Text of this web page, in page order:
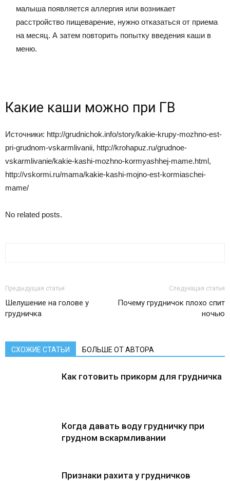
малыша появляется аллергия или возникает
расстройство пищеварение, нужно отказаться от приема
на месяц. А затем повторить попытку введения каши в
меню.
Какие каши можно при ГВ
Источники: http://grudnichok.info/story/kakie-krupy-mozhno-est-
pri-grudnom-vskarmlivanii, http://krohapuz.ru/grudnoe-
vskarmlivanie/kakie-kashi-mozhno-kormyashhej-mame.html,
http://vskormi.ru/mama/kakie-kashi-mojno-est-kormiaschei-
mame/
No related posts.
Предыдущая статья
Шелушение на голове у
грудничка
Следующая статья
Почему грудничок плохо спит
ночью
СХОЖИЕ СТАТЬИ БОЛЬШЕ ОТ АВТОРА
Как готовить прикорм для грудничка
Когда давать воду грудничку при
грудном вскармливании
Признаки рахита у грудничков